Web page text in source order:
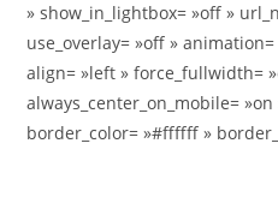
» show_in_lightbox= »off »
use_overlay= »off »
align= »left » force_fullwidth=
always_center_on_mobile=
border_color= »#ffffff »